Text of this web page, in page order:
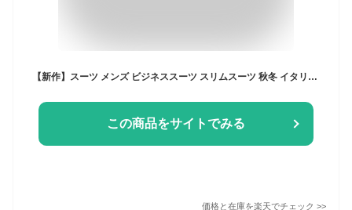
この商品をサイトでみる
価格と在庫を楽天でチェック >>